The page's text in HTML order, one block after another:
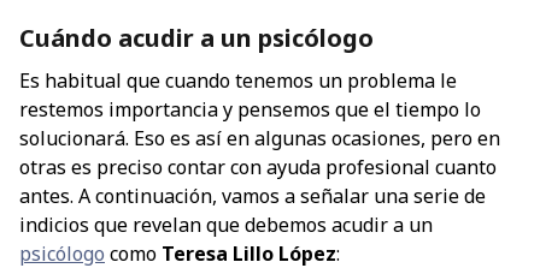
Cuándo acudir a un psicólogo
Es habitual que cuando tenemos un problema le
restemos importancia y pensemos que el tiempo lo
solucionará. Eso es así en algunas ocasiones, pero en
otras es preciso contar con ayuda profesional cuanto
antes. A continuación, vamos a señalar una serie de
indicios que revelan que debemos acudir a un
psicólogo como Teresa Lillo López: